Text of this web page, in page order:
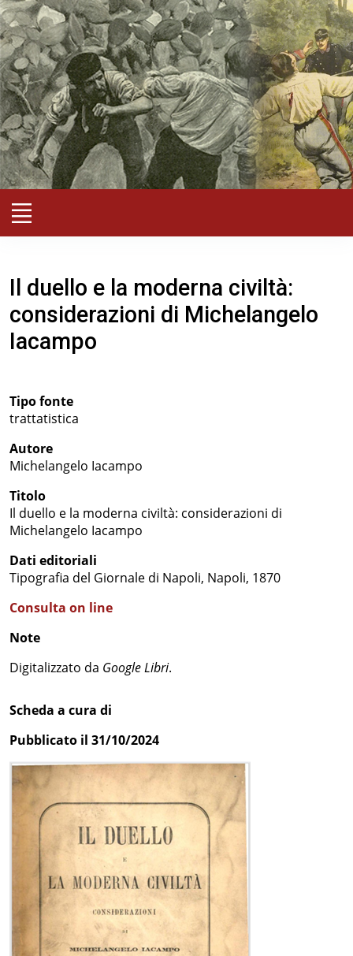
Il duello e la moderna civiltà:
considerazioni di Michelangelo
Iacampo
Tipo fonte
trattatistica
Autore
Michelangelo Iacampo
Titolo
Il duello e la moderna civiltà: considerazioni di
Michelangelo Iacampo
Dati editoriali
Tipografia del Giornale di Napoli, Napoli, 1870
Consulta on line
Note
Digitalizzato da Google Libri.
Scheda a cura di
Pubblicato il 31/10/2024